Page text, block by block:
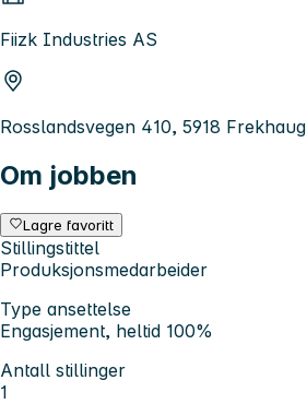
Fiizk Industries AS
Rosslandsvegen 410, 5918 Frekhaug
Om jobben
Lagre favoritt
Stillingstittel
Produksjonsmedarbeider
Type ansettelse
Engasjement, heltid 100%
Antall stillinger
1